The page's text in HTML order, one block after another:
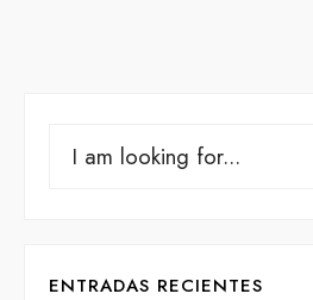
Search
ENTRADAS RECIENTES